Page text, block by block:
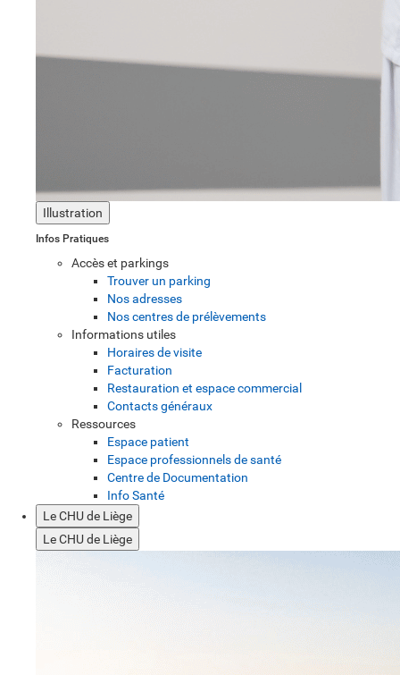
Illustration
Infos Pratiques
Accès et parkings
Trouver un parking
Nos adresses
Nos centres de prélèvements
Informations utiles
Horaires de visite
Facturation
Restauration et espace commercial
Contacts généraux
Ressources
Espace patient
Espace professionnels de santé
Centre de Documentation
Info Santé
Le CHU de Liège
Le CHU de Liège